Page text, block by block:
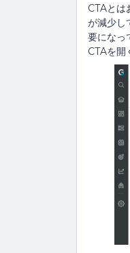
CTAとは
が減少し
要になっ
CTAを開